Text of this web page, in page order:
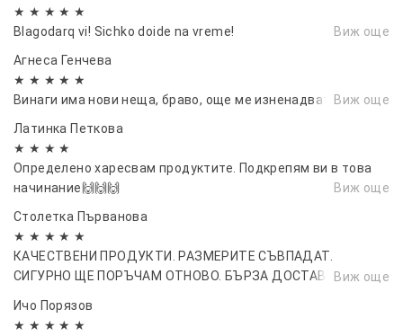
★ ★ ★ ★ ★
Blagodarq vi! Sichko doide na vreme!
Виж още
Агнеса Генчева
★ ★ ★ ★ ★
Винаги има нови неща, браво, още ме изненадвате.Виж още
Латинка Петкова
★ ★ ★ ★
Определено харесвам продуктите. Подкрепям ви в това
начинание🙌🙌🙌
Виж още
Столетка Първанова
★ ★ ★ ★ ★
КАЧЕСТВЕНИ ПРОДУКТИ. РАЗМЕРИТЕ СЪВПАДАТ.
СИГУРНО ЩЕ ПОРЪЧАМ ОТНОВО. БЪРЗА ДОСТАВКА. ВИЕ
НА ПАКЕТА.
Виж още
Ичо Порязов
★ ★ ★ ★ ★